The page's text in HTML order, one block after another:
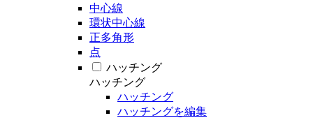
中心線
環状中心線
正多角形
点
ハッチング
ハッチング
ハッチング
ハッチングを編集